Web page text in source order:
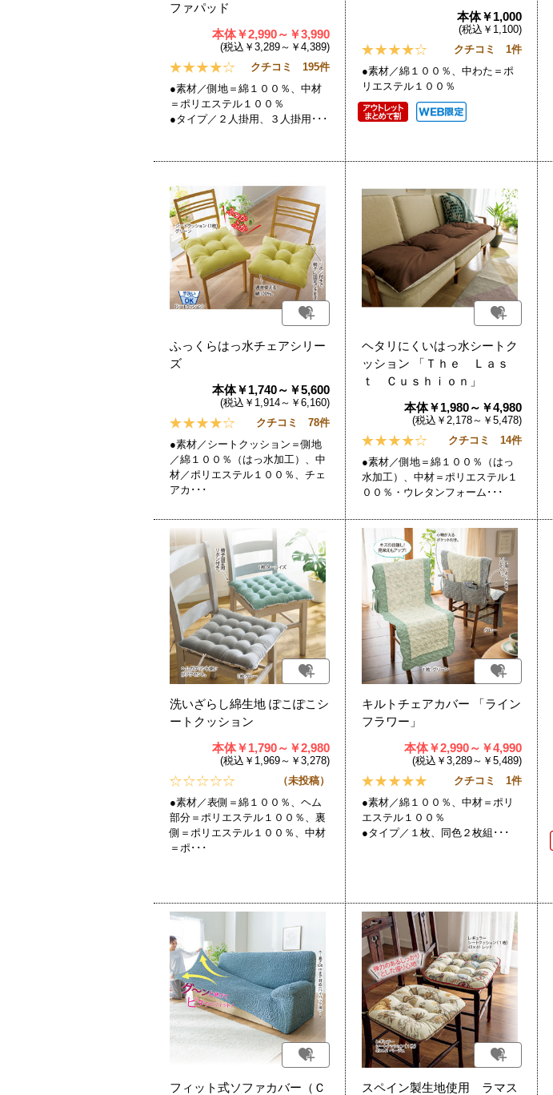
ファパッド
本体￥2,990～￥3,990
(税込￥3,289～￥4,389)
クチコミ 195件
●素材／側地＝綿１００％、中材
＝ポリエステル１００％
●タイプ／２人掛用、３人掛用･･･
本体￥1,000
(税込￥1,100)
クチコミ 1件
●素材／綿１００％、中わた＝ポ
リエステル１００％
ふっくらはっ水チェアシリー
ズ
本体￥1,740～￥5,600
(税込￥1,914～￥6,160)
クチコミ 78件
●素材／シートクッション＝側地
／綿１００％（はっ水加工）、中
材／ポリエステル１００％、チェ
アカ･･･
ヘタリにくいはっ水シートク
ッション 「Ｔｈｅ Ｌａｓ
ｔ Ｃｕｓｈｉｏｎ」
本体￥1,980～￥4,980
(税込￥2,178～￥5,478)
クチコミ 14件
●素材／側地＝綿１００％（はっ
水加工）、中材＝ポリエステル１
００％・ウレタンフォーム･･･
洗いざらし綿生地 ぽこぽこシ
ートクッション
本体￥1,790～￥2,980
(税込￥1,969～￥3,278)
（未投稿）
●素材／表側＝綿１００％、ヘム
部分＝ポリエステル１００％、裏
側＝ポリエステル１００％、中材
＝ポ･･･
キルトチェアカバー 「ライン
フラワー」
本体￥2,990～￥4,990
(税込￥3,289～￥5,489)
クチコミ 1件
●素材／綿１００％、中材＝ポリ
エステル１００％
●タイプ／１枚、同色２枚組･･･
フィット式ソファカバー（Ｃ スペイン製生地使用 ラマス